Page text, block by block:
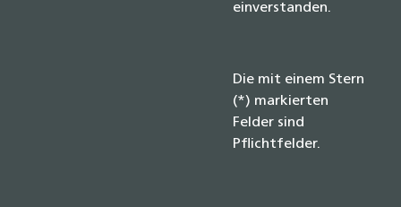
einverstanden.
Die mit einem Stern
(*) markierten
Felder sind
Pflichtfelder.